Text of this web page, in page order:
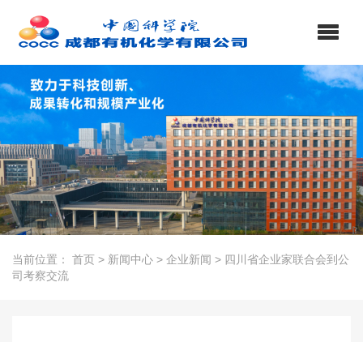
当前位置： 首页 > 新闻中心 > 企业新闻 > 四川省企业家联合会到公
司考察交流